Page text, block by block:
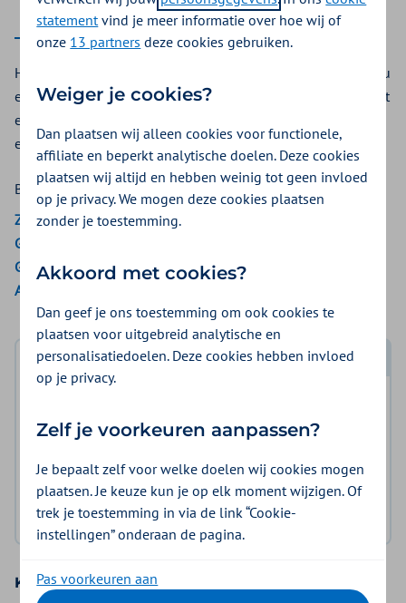
2026
Heeft u hulp nodig bij het ademen? Bij Zilveren Kruis krijgt u
een vergoeding voor mechanische beademing. Hierbij neemt
een beademingsapparaat uw ademhaling over. Dit kan in
een ziekenhuis of via thuisbeademing.
Bekijk de vergoedingen van:
ZieZo
Gemeenten Optimaal
Gemeente Amsterdam
Aon Vitaal
Log in met DigiD
voor u gelden.
Log in met DigiD
Geen DigiD?Vraag aan
Kies uw basisverzekering
statementvind je meer informatie over hoe wij of
onze 13 partners deze cookies gebruiken.
Weiger je cookies?
Dan plaatsen wij alleen cookies voor functionele,
affiliate en beperkt analytische doelen. Deze cookies
plaatsen wij altijd en hebben weinig tot geen invloed
op je privacy. We mogen deze cookies plaatsen
zonder je toestemming.
Akkoord met cookies?
Dan geef je ons toestemming om ook cookies te
plaatsen voor uitgebreid analytische en
personalisatiedoelen. Deze cookies hebben invloed
op je privacy.
Zelf je voorkeuren aanpassen?
Je bepaalt zelf voor welke doelen wij cookies mogen
plaatsen. Je keuze kun je op elk moment wijzigen. Of
trek je toestemming in via de link “Cookie-
instellingen” onderaan de pagina.
Pas voorkeuren aan